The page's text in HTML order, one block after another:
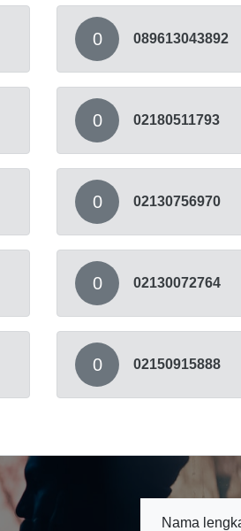
0 089613043892
0 02180511793
0 02130756970
0 02130072764
0 02150915888
Nama